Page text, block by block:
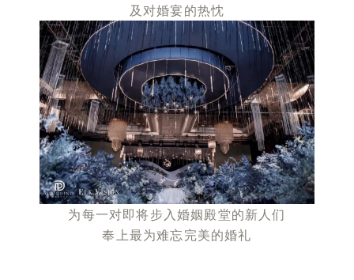
及对婚宴的热忱
为每一对即将步入婚姻殿堂的新人们
奉上最为难忘完美的婚礼